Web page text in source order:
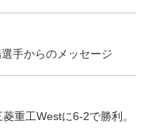
手からのメッセージ
重工Westに6-2で勝利。